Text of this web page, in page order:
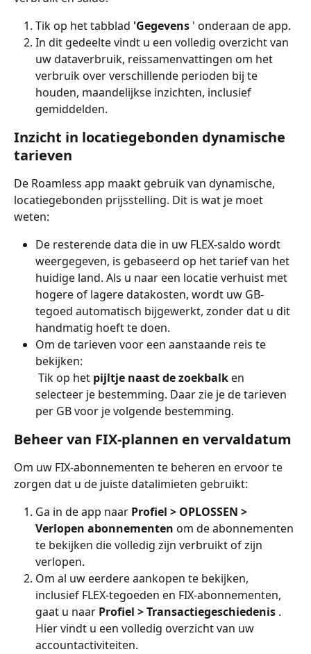
Tik op het tabblad 'Gegevens ' onderaan de app.
In dit gedeelte vindt u een volledig overzicht van
uw dataverbruik, reissamenvattingen om het
verbruik over verschillende perioden bij te
houden, maandelijkse inzichten, inclusief
gemiddelden.
Inzicht in locatiegebonden dynamische
tarieven
De Roamless app maakt gebruik van dynamische,
locatiegebonden prijsstelling. Dit is wat je moet
weten:
De resterende data die in uw FLEX-saldo wordt
weergegeven, is gebaseerd op het tarief van het
huidige land. Als u naar een locatie verhuist met
hogere of lagere datakosten, wordt uw GB-
tegoed automatisch bijgewerkt, zonder dat u dit
handmatig hoeft te doen.
Om de tarieven voor een aanstaande reis te
bekijken:
Tik op het pijltje naast de zoekbalk en
selecteer je bestemming. Daar zie je de tarieven
per GB voor je volgende bestemming.
Beheer van FIX-plannen en vervaldatum
Om uw FIX-abonnementen te beheren en ervoor te
zorgen dat u de juiste datalimieten gebruikt:
Ga in de app naar Profiel > OPLOSSEN >
Verlopen abonnementen om de abonnementen
te bekijken die volledig zijn verbruikt of zijn
verlopen.
Om al uw eerdere aankopen te bekijken,
inclusief FLEX-tegoeden en FIX-abonnementen,
gaat u naar Profiel > Transactiegeschiedenis .
Hier vindt u een volledig overzicht van uw
accountactiviteiten.